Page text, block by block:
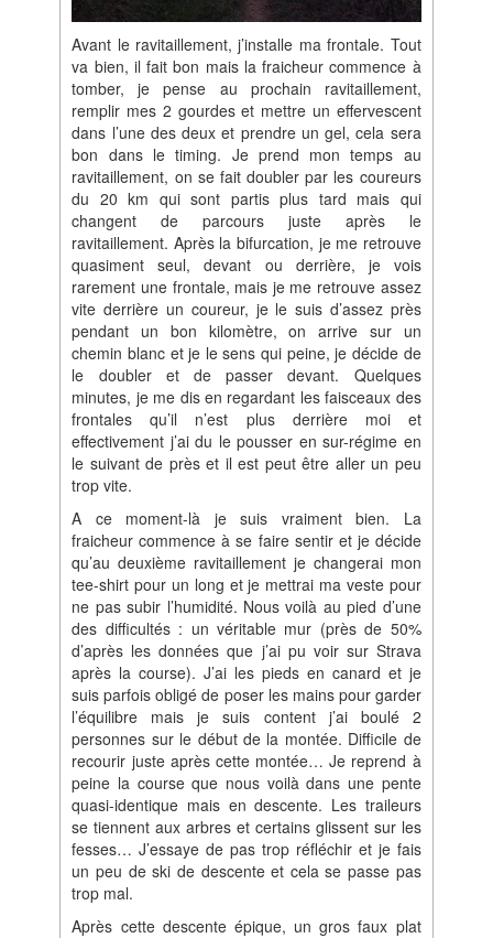
Avant le ravitaillement, j’installe ma frontale. Tout
va bien, il fait bon mais la fraicheur commence à
tomber, je pense au prochain ravitaillement,
remplir mes 2 gourdes et mettre un effervescent
dans l’une des deux et prendre un gel, cela sera
bon dans le timing. Je prend mon temps au
ravitaillement, on se fait doubler par les coureurs
du 20 km qui sont partis plus tard mais qui
changent de parcours juste après le
ravitaillement. Après la bifurcation, je me retrouve
quasiment seul, devant ou derrière, je vois
rarement une frontale, mais je me retrouve assez
vite derrière un coureur, je le suis d’assez près
pendant un bon kilomètre, on arrive sur un
chemin blanc et je le sens qui peine, je décide de
le doubler et de passer devant. Quelques
minutes, je me dis en regardant les faisceaux des
frontales qu’il n’est plus derrière moi et
effectivement j’ai du le pousser en sur-régime en
le suivant de près et il est peut être aller un peu
trop vite.
A ce moment-là je suis vraiment bien. La
fraicheur commence à se faire sentir et je décide
qu’au deuxième ravitaillement je changerai mon
tee-shirt pour un long et je mettrai ma veste pour
ne pas subir l’humidité. Nous voilà au pied d’une
des difficultés : un véritable mur (près de 50%
d’après les données que j’ai pu voir sur Strava
après la course). J’ai les pieds en canard et je
suis parfois obligé de poser les mains pour garder
l’équilibre mais je suis content j’ai boulé 2
personnes sur le début de la montée. Difficile de
recourir juste après cette montée… Je reprend à
peine la course que nous voilà dans une pente
quasi-identique mais en descente. Les traileurs
se tiennent aux arbres et certains glissent sur les
fesses… J’essaye de pas trop réfléchir et je fais
un peu de ski de descente et cela se passe pas
trop mal.
Après cette descente épique, un gros faux plat